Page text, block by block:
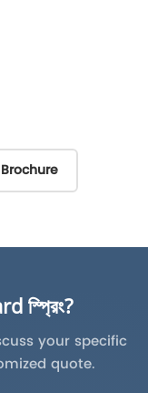
স্প্রিং?
your specific
quote.